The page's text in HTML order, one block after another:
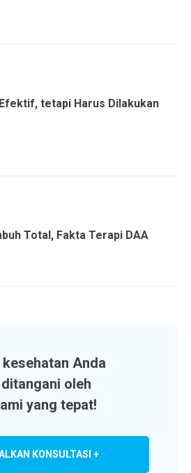
tetapi Harus Dilakukan
Total, Fakta Terapi DAA
Anda
oleh
yang tepat!
KONSULTASI +